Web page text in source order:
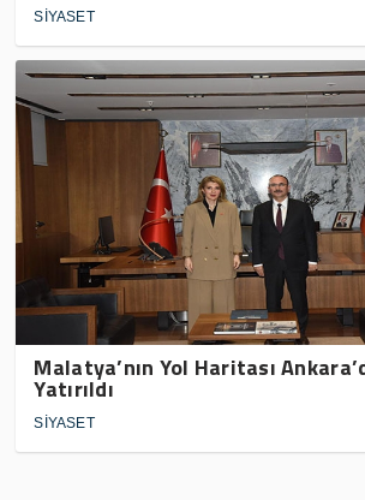
SİYASET
Malatya’nın Yol Haritası
Yatırıldı
SİYASET